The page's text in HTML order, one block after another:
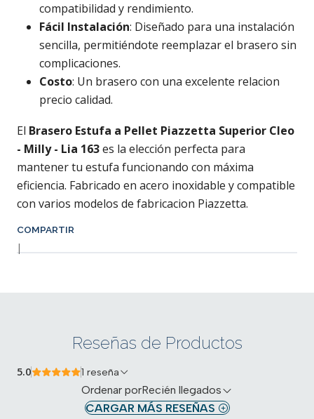
compatibilidad y rendimiento.
Fácil Instalación: Diseñado para una instalación
sencilla, permitiéndote reemplazar el brasero sin
complicaciones.
Costo: Un brasero con una excelente relacion
precio calidad.
El Brasero Estufa a Pellet Piazzetta Superior Cleo
- Milly - Lia 163es la elección perfecta para
mantener tu estufa funcionando con máxima
eficiencia. Fabricado en acero inoxidable y compatible
con varios modelos de fabricacion Piazzetta.
COMPARTIR
|
Reseñas de Productos
5.0 1 reseña
Ordenar porRecién llegados
CARGAR MÁS RESEÑAS